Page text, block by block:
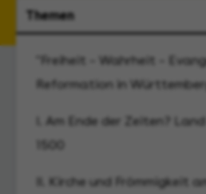
Themen
"Freiheit – Wahrheit –
Reformation in
I. Am Ende der Zeiten?
1500
II. Kirche und Frömmigkeit
Standorte
Dokumentationsstelle